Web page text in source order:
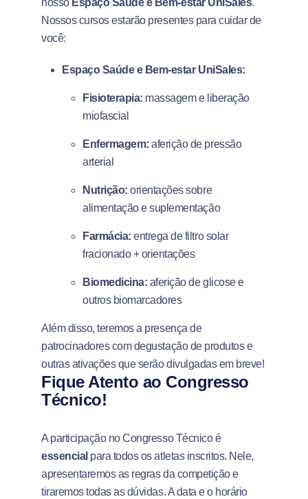
nosso Espaço Saúde e Bem-estar UniSales.
Nossos cursos estarão presentes para cuidar de
você:
Espaço Saúde e Bem-estar UniSales:
Fisioterapia: massagem e liberação
miofascial
Enfermagem: aferição de pressão
arterial
Nutrição: orientações sobre
alimentação e suplementação
Farmácia: entrega de filtro solar
fracionado + orientações
Biomedicina: aferição de glicose e
outros biomarcadores
Além disso, teremos a presença de
patrocinadores com degustação de produtos e
outras ativações que serão divulgadas em breve!
Fique Atento ao Congresso
Técnico!
A participação no Congresso Técnico é
essencial para todos os atletas inscritos. Nele,
apresentaremos as regras da competição e
tiraremos todas as dúvidas. A data e o horário